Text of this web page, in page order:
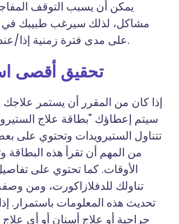
يمكن أن يسبب التوقف
مشاكل، لذلك سيرغب طبيبك في
على مدى فترة زمنية إذا/عندما يصبح ذلك ضرورياً.
تحقيق أقصى
إذا كان من المقرر أن يستمر علاجك
سيتم إعطاؤك "بطاقة علاج
تتناول الستيرويدات وتحتوي على
من المهم أن تقرأ هذه
الأوقات. كما تحتوي على
تناولك للدفلازاكورت، ومن
تحديث هذه المعلومات باستمرار.
جراحية أو علاج أسنان أو أي